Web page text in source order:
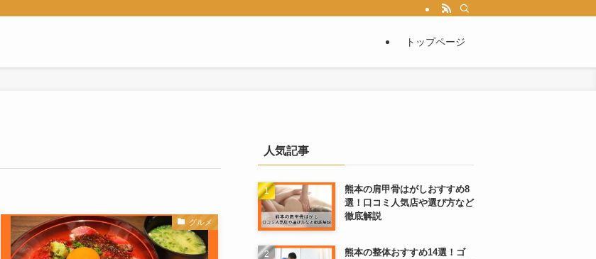
トップページ
グルメ
人気記事
熊本の肩甲骨はがしおすすめ8
選！口コミ人気店や選び方など
徹底解説
熊本の整体おすすめ14選！ゴ